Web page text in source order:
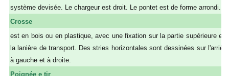
système devisée. Le chargeur est droit. Le pontet est de forme arrondi.
Crosse
est en bois ou en plastique, avec une fixation sur la partie supérieure et
la lanière de transport. Des stries horizontales sont dessinées sur
à gauche et à droite.
Poignée e tir